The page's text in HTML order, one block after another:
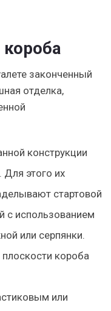
законченный
отделка,
конструкции
Для этого их
стартовой
с использованием
или серпянки.
короба
или